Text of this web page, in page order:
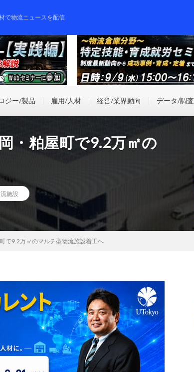
で物流ニュースを配信
ジー/製品 雇用/人材 経営/業界動向 データ/調査
・粕屋町で9.2万㎡の
施設
で9.2万㎡のマルチ型物流施設着工へ